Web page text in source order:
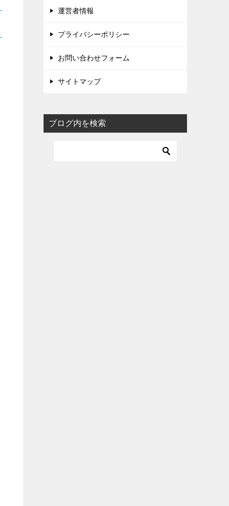
運営者情報
プライバシーポリシー
お問い合わせフォーム
サイトマップ
ブログ内を検索